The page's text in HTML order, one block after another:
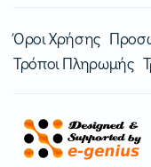
Όροι Χρήσης
Τρόποι Πληρωμής